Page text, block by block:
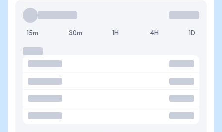
15m 30m 1H 4H 1D